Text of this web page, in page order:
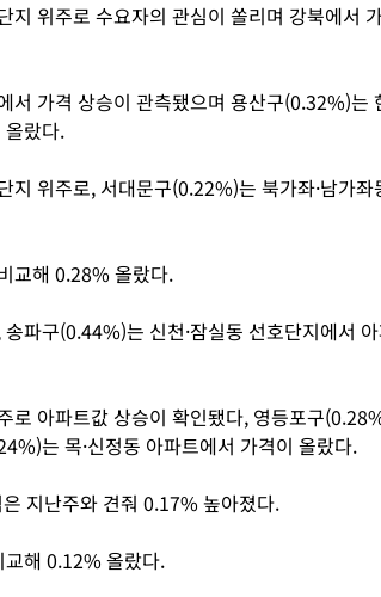
지 위주로 수요자의 관심이 쏠리며 강북에서
서 가격 상승이 관측됐으며 용산구(0.32%)는
올랐다.
지 위주로, 서대문구(0.22%)는 북가좌·남가좌
교해 0.28% 올랐다.
파구(0.44%)는 신천·잠실동 선호단지에서
로 아파트값 상승이 확인됐다, 영등포구
는 목·신정동 아파트에서 가격이 올랐다.
지난주와 견줘 0.17% 높아졌다.
교해 0.12% 올랐다.